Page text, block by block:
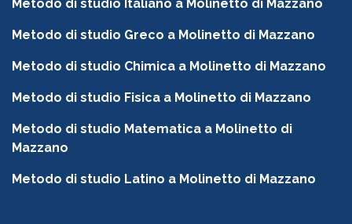
Metodo di studio Italiano a Molinetto di Mazzano
Metodo di studio Greco a Molinetto di Mazzano
Metodo di studio Chimica a Molinetto di Mazzano
Metodo di studio Fisica a Molinetto di Mazzano
Metodo di studio Matematica a Molinetto di
Mazzano
Metodo di studio Latino a Molinetto di Mazzano